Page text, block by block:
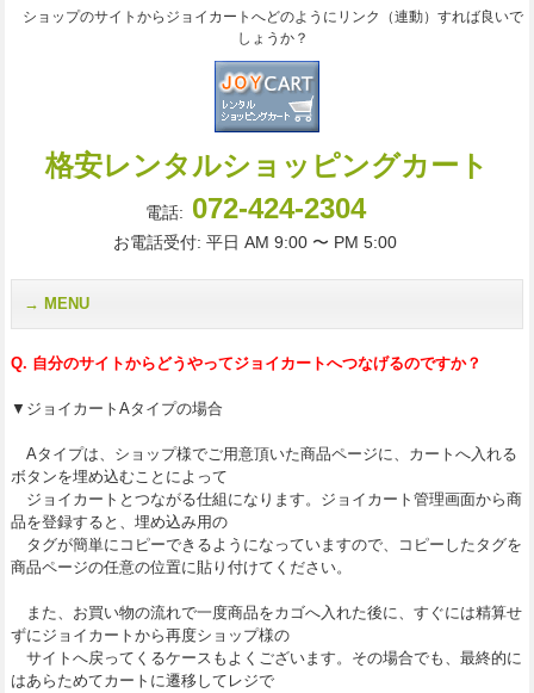
ショップのサイトからジョイカートへどのようにリンク（連動）すれば良いで
しょうか？
格安レンタルショッピングカート
電話: 072-424-2304
お電話受付: 平日 AM 9:00 〜 PM 5:00
MENU
Q. 自分のサイトからどうやってジョイカートへつなげるのですか？
▼ジョイカートAタイプの場合
Aタイプは、ショップ様でご用意頂いた商品ページに、カートへ入れる
ボタンを埋め込むことによって
ジョイカートとつながる仕組になります。ジョイカート管理画面から商
品を登録すると、埋め込み用の
タグが簡単にコピーできるようになっていますので、コピーしたタグを
商品ページの任意の位置に貼り付けてください。
また、お買い物の流れで一度商品をカゴへ入れた後に、すぐには精算せ
ずにジョイカートから再度ショップ様の
サイトへ戻ってくるケースもよくございます。その場合でも、最終的に
はあらためてカートに遷移してレジで